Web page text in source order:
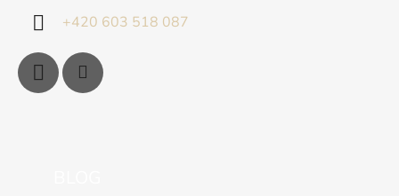
+420 603 518 087